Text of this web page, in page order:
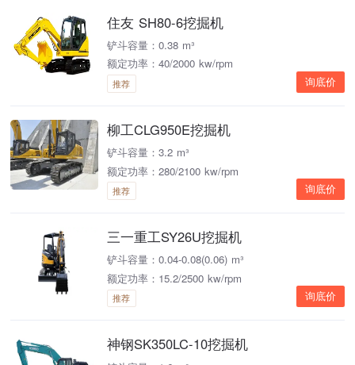
住友 SH80-6挖掘机
铲斗容量：0.38 m³
额定功率：40/2000 kw/rpm
推荐 询底价
柳工CLG950E挖掘机
铲斗容量：3.2 m³
额定功率：280/2100 kw/rpm
推荐 询底价
三一重工SY26U挖掘机
铲斗容量：0.04-0.08(0.06) m³
额定功率：15.2/2500 kw/rpm
推荐 询底价
神钢SK350LC-10挖掘机